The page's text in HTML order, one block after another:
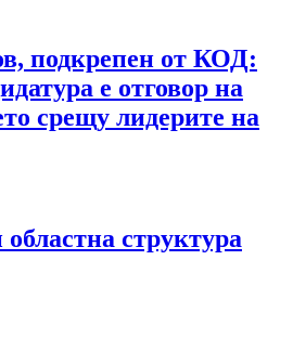
подкрепен от КОД:
е отговор на
срещу лидерите на
структура